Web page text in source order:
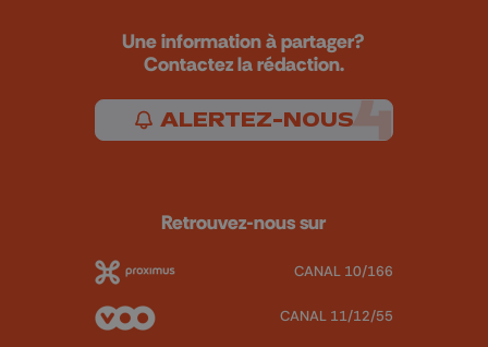
Une information à partager?
Contactez la rédaction.
ALERTEZ-NOUS
Retrouvez-nous sur
CANAL 10/166
CANAL 11/12/55